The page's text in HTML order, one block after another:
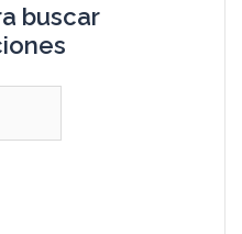
buscar